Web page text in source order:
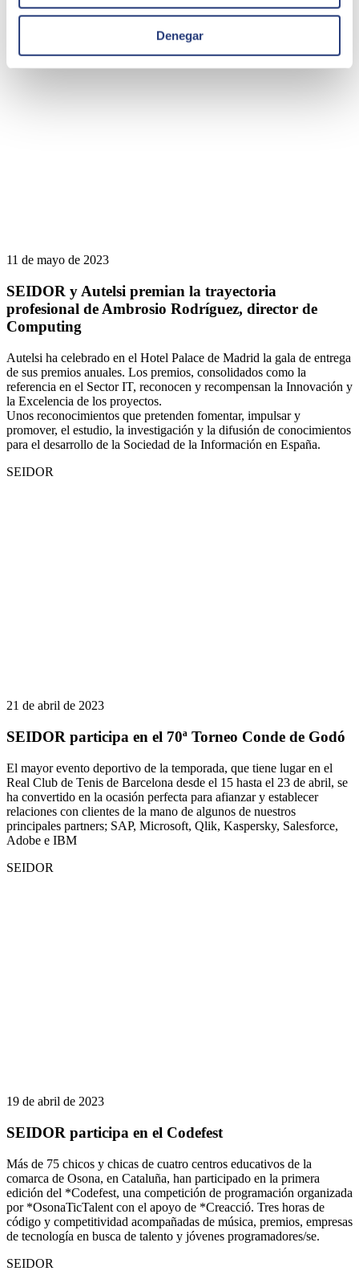
Denegar
Quizá te puede interesar
11 de mayo de 2023
SEIDOR y Autelsi premian la trayectoria
profesional de Ambrosio Rodríguez, director de
Computing
Autelsi ha celebrado en el Hotel Palace de Madrid la gala de entrega
de sus premios anuales. Los premios, consolidados como la
referencia en el Sector IT, reconocen y recompensan la Innovación y
la Excelencia de los proyectos.
Unos reconocimientos que pretenden fomentar, impulsar y
promover, el estudio, la investigación y la difusión de conocimientos
para el desarrollo de la Sociedad de la Información en España.
SEIDOR
21 de abril de 2023
SEIDOR participa en el 70ª Torneo Conde de Godó
El mayor evento deportivo de la temporada, que tiene lugar en el
Real Club de Tenis de Barcelona desde el 15 hasta el 23 de abril, se
ha convertido en la ocasión perfecta para afianzar y establecer
relaciones con clientes de la mano de algunos de nuestros
principales partners; SAP, Microsoft, Qlik, Kaspersky, Salesforce,
Adobe e IBM
SEIDOR
19 de abril de 2023
SEIDOR participa en el Codefest
Más de 75 chicos y chicas de cuatro centros educativos de la
comarca de Osona, en Cataluña, han participado en la primera
edición del *Codefest, una competición de programación organizada
por *OsonaTicTalent con el apoyo de *Creacció. Tres horas de
código y competitividad acompañadas de música, premios, empresas
de tecnología en busca de talento y jóvenes programadores/se.
SEIDOR